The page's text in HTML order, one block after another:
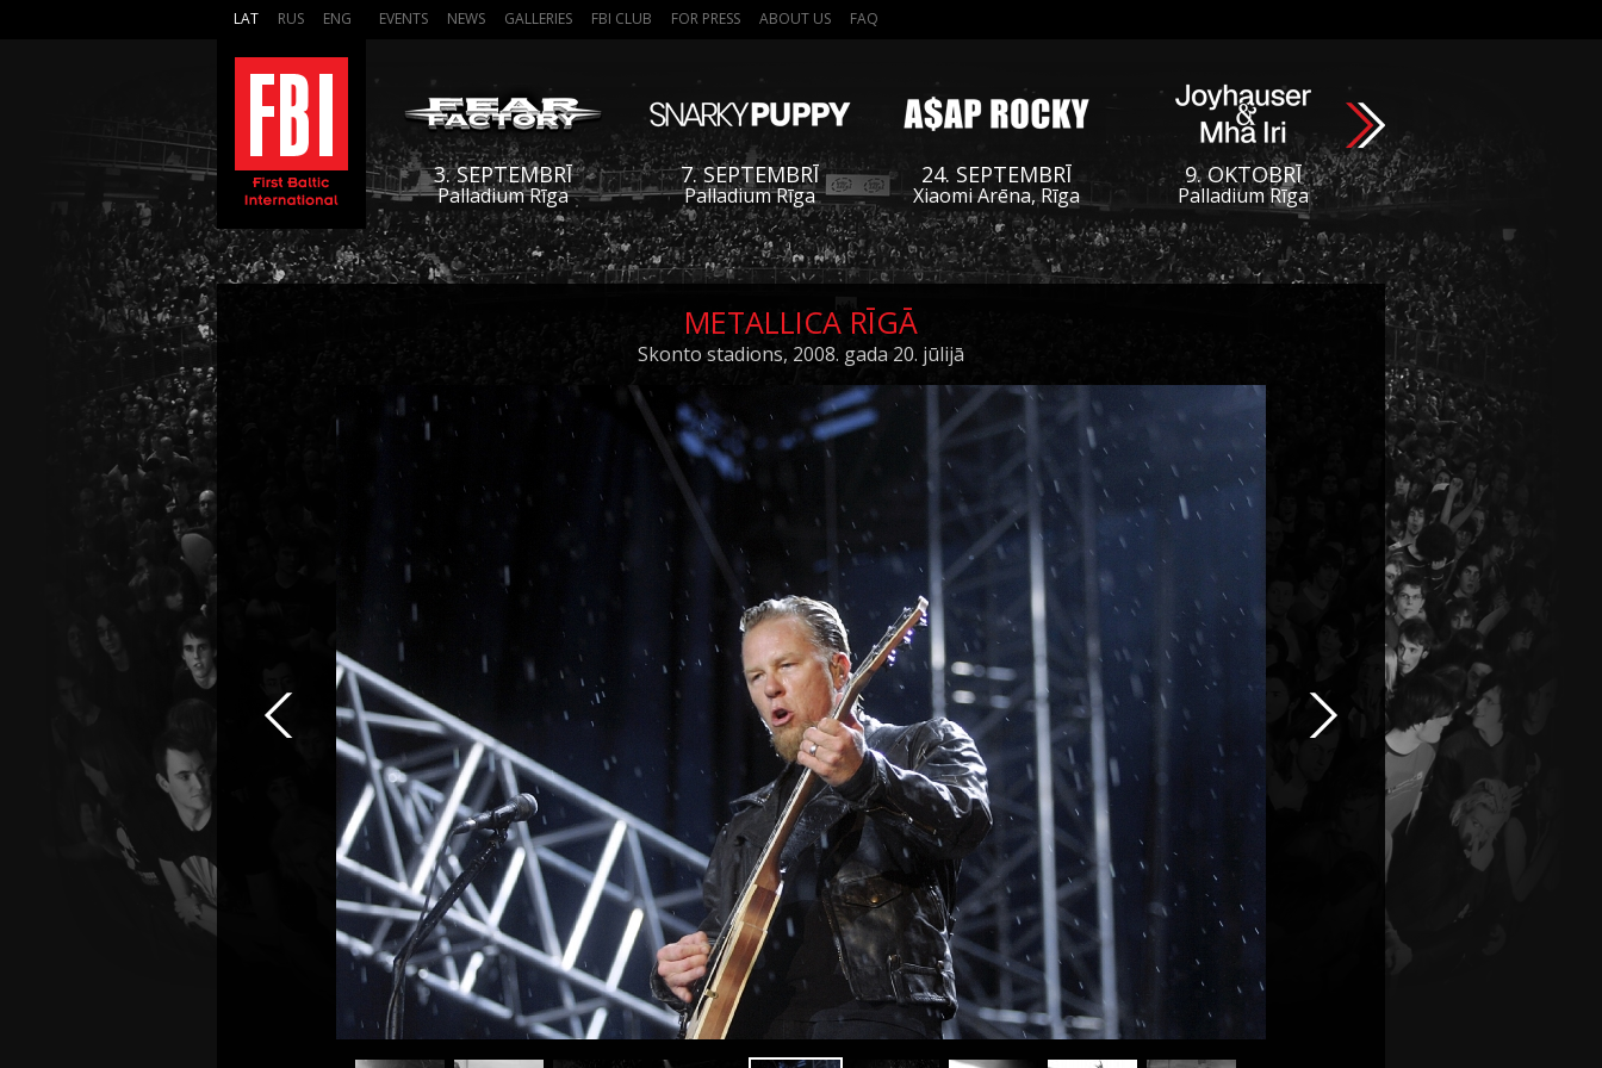
LAT RUS ENG EVENTS NEWS GALLERIES FBI CLUB FOR PRESS ABOUT US FAQ
3. SEPTEMBRĪ
Palladium Rīga
7. SEPTEMBRĪ
Palladium Rīga
24. SEPTEMBRĪ
Xiaomi Arēna, Rīga
9. OKTOBRĪ
Palladium Rīga
METALLICA RĪGĀ
Skonto stadions, 2008. gada 20. jūlijā